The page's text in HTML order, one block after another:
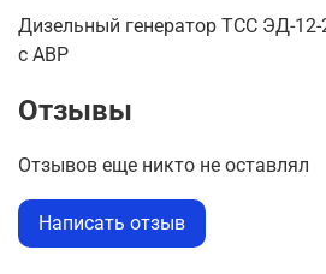
Дизельный генератор ТСС ЭД-
с АВР
Отзывы
Отзывов еще никто не оставлял
Написать отзыв